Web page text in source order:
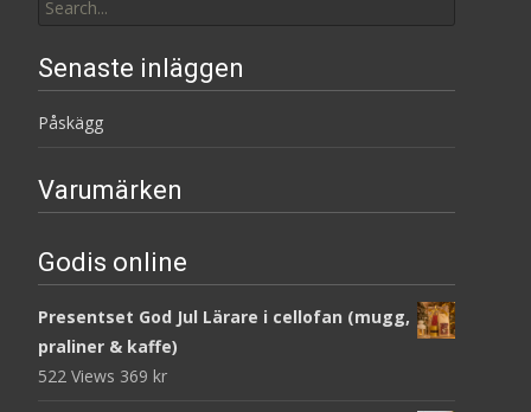
for:
Senaste inläggen
Påskägg
Varumärken
Godis online
Presentset God Jul Lärare i cellofan (mugg,
praliner & kaffe)
522 Views 369 kr